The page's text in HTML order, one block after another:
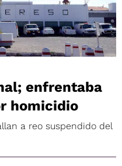
enfrentaba
homicidio
a reo suspendido del